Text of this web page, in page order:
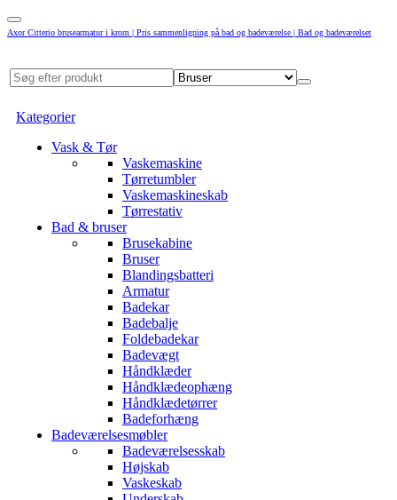
Axor Citterio brusearmatur i krom | Pris sammenligning på bad og badeværelse | Bad og badeværelset
Kategorier
Vask & Tør
Vaskemaskine
Tørretumbler
Vaskemaskineskab
Tørrestativ
Bad & bruser
Brusekabine
Bruser
Blandingsbatteri
Armatur
Badekar
Badebalje
Foldebadekar
Badevægt
Håndklæder
Håndklædeophæng
Håndklædetørrer
Badeforhæng
Badeværelsesmøbler
Badeværelsesskab
Højskab
Vaskeskab